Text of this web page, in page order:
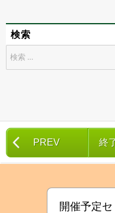
検索
PREV 終
開催予定